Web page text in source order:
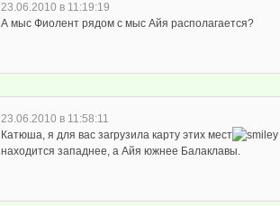
23.06.2010 в 11:19:19
А мыс Фиолент рядом с мыс Айя располагается?
23.06.2010 в 11:58:11
Катюша, я для вас загрузила карту этих мест
находится западнее, а Айя южнее Балаклавы.